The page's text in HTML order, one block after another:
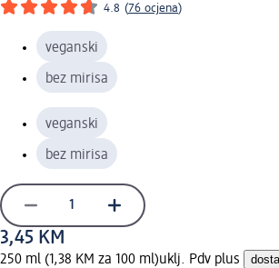
4.8 (76 ocjena)
veganski
bez mirisa
veganski
bez mirisa
3,45 KM
250 ml (1,38 KM za 100 ml)uklj. Pdv plus